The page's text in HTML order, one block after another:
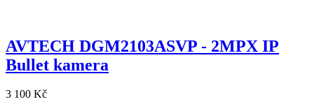
AVTECH DGM2103ASVP - 2MPX IP
Bullet kamera
3 100 Kč